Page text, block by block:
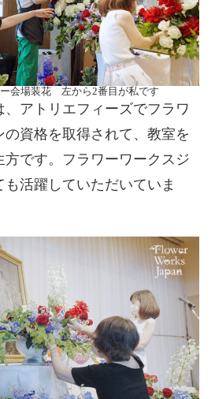
会場装花 左から2番目が私です
アトリエフィーズでフラワ
資格を取得されて、教室を
方です。フラワーワークスジ
活躍していただいていま